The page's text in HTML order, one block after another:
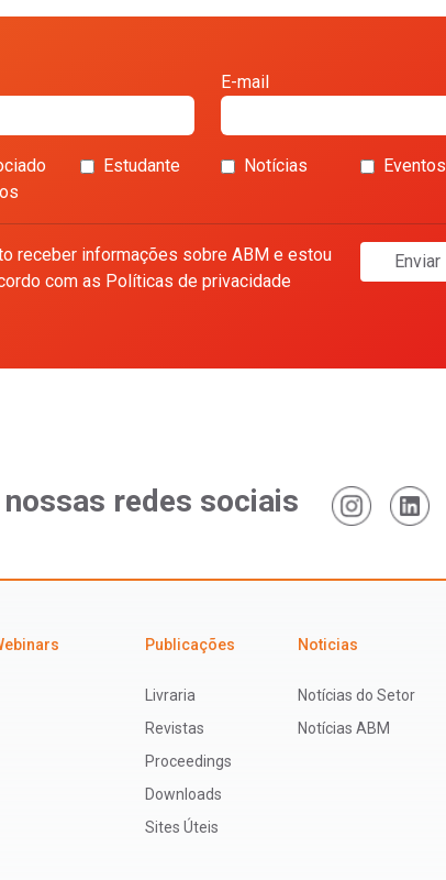
E-mail
Estudante Notícias
Eventos
receber informações sobre ABM e estou
com as Políticas de privacidade
Enviar
nossas redes sociais
Publicações
Livraria
Revistas
Proceedings
Downloads
Sites Úteis
Noticias
Notícias do Setor
Notícias ABM